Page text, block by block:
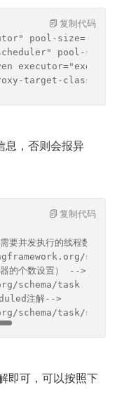
pool-size="10"
pool-
target-
复制代码
息，否则会报异
要并发执行的线程数）
的个数设置） -->
注解-->
schema/task/
复制代码
即可，可以按照下